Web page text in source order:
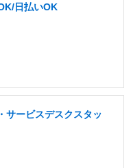
日払いOK
サービスデスクスタッ